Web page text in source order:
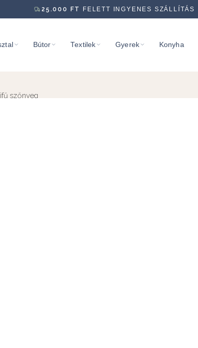
25.000 FT FELETT INGYENES SZÁLLÍTÁS
Bútor Textilek Gyerek Konyha
szőnyeg